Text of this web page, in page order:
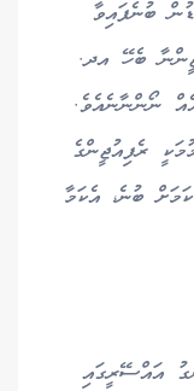
ބުނެފައިވާ
ބެހޭ އދ.
ނޯންނާނެއެވެ.
ރެފިއުޖީންގެ
ބުނެ، އެކަމާ
އައްސޭރީގައި